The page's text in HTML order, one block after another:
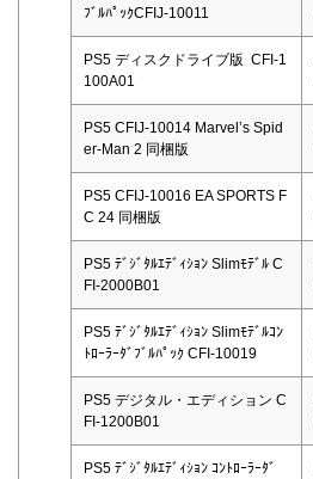
ﾌﾞﾙﾊﾟｯｸCFIJ-10011
PS5 ディスクドライブ版 CFI-1
100A01
PS5 CFIJ-10014 Marvel’s Spid
er-Man 2 同梱版
PS5 CFIJ-10016 EA SPORTS F
C 24 同梱版
PS5 ﾃﾞｼﾞﾀﾙｴﾃﾞｨｼｮﾝ Slimﾓﾃﾞﾙ C
FI-2000B01
PS5 ﾃﾞｼﾞﾀﾙｴﾃﾞｨｼｮﾝ Slimﾓﾃﾞﾙｺﾝ
ﾄﾛｰﾗｰﾀﾞﾌﾞﾙﾊﾟｯｸ CFI-10019
PS5 デジタル・エディション C
FI-1200B01
PS5 ﾃﾞｼﾞﾀﾙｴﾃﾞｨｼｮﾝ ｺﾝﾄﾛｰﾗｰﾀﾞ